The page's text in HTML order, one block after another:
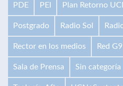
PDE PEI Plan Retorno
Postgrado Radio Sol
Rector en los medios Red G9
Sala de Prensa Sin categoría